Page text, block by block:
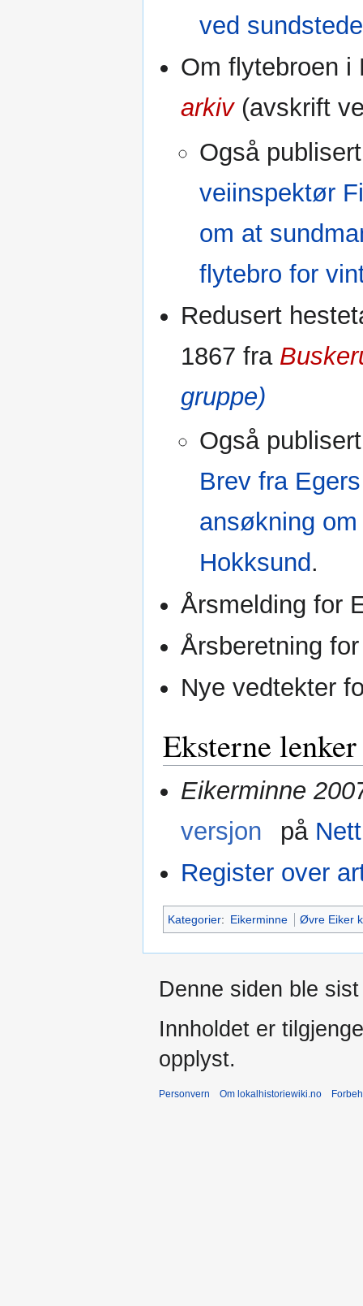
ved
Om flytebroen
arkiv(avskrift
Også
veiinspektør
om at
flytebro for
Redusert
1867 fra
gruppe)
Også
Brev fra
ansøkning
Hokksund.
Årsmelding for
Årsberetning
Nye vedtekter
Eksterne lenker
Eikerminne
versjon
på
Register over
Kategorier: Eikerminne Øvre Eiker
Denne siden ble
Innholdet er
opplyst.
Personvern Om lokalhistoriewiki.no